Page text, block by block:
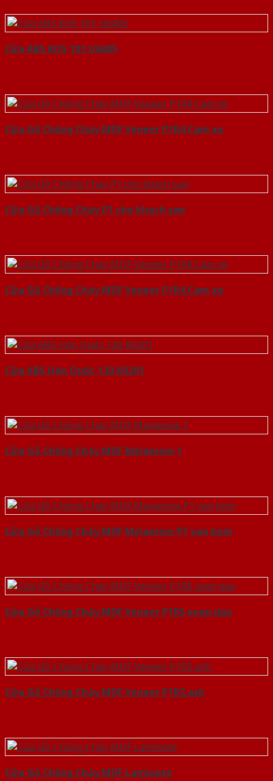
Cửa ABS KOS 101 U6405
Cửa Gỗ Chống Cháy MDF Veneer P1R4 Cam xe
Cửa Gỗ Chống Cháy P1 cho khach san
Cửa Gỗ Chống Cháy MDF Veneer P1R4 Cam xe
Cửa ABS Hàn Quốc 120 K0201
Cửa Gỗ Chống Cháy MDF Melamine 1
Cửa Gỗ Chống Cháy MDF Melamine P1 van kem
Cửa Gỗ Chống Cháy MDF Veneer P1R5 xoan dao
Cửa Gỗ Chống Cháy MDF Veneer P1R2 ash
Cửa Gỗ Chống Cháy MDF Laminate